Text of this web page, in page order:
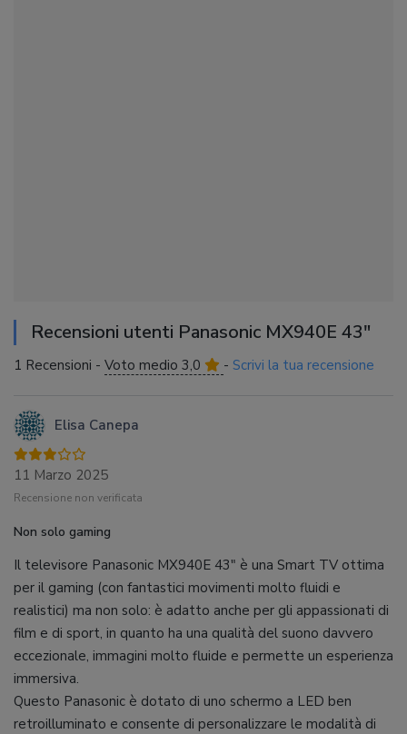
Recensioni utenti Panasonic MX940E 43″
1 Recensioni - Voto medio 3,0 - Scrivi la tua recensione
Elisa Canepa
11 Marzo 2025
Recensione non verificata
Non solo gaming
Il televisore Panasonic MX940E 43″ è una Smart TV ottima
per il gaming (con fantastici movimenti molto fluidi e
realistici) ma non solo: è adatto anche per gli appassionati di
film e di sport, in quanto ha una qualità del suono davvero
eccezionale, immagini molto fluide e permette un esperienza
immersiva.
Questo Panasonic è dotato di uno schermo a LED ben
retroilluminato e consente di personalizzare le modalità di